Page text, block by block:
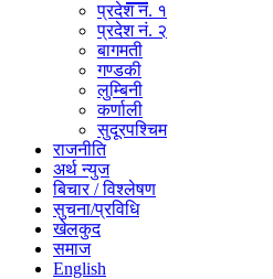
प्रदेश नं. १
प्रदेश नं. २
बागमती
गण्डकी
लुम्बिनी
कर्णाली
सुदूरपश्चिम
राजनीति
अर्थ न्युज
बिचार / विश्लेषण
सुचना/प्रविधि
खेलकुद
समाज
English